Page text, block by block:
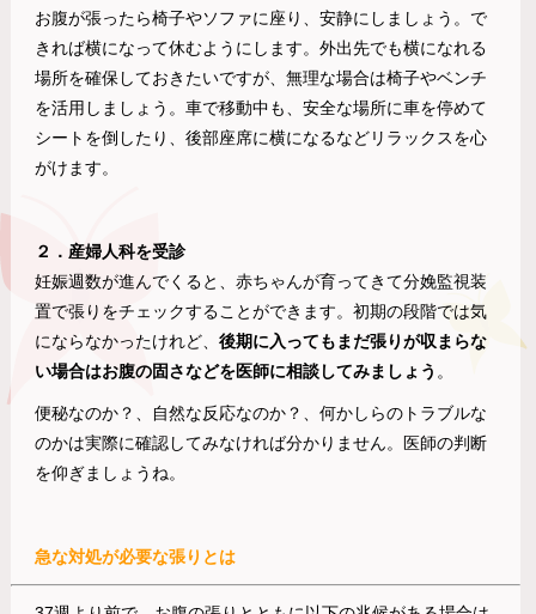
お腹が張ったら椅子やソファに座り、安静にしましょう。で
きれば横になって休むようにします。外出先でも横になれる
場所を確保しておきたいですが、無理な場合は椅子やベンチ
を活用しましょう。車で移動中も、安全な場所に車を停めて
シートを倒したり、後部座席に横になるなどリラックスを心
がけます。
２．産婦人科を受診
妊娠週数が進んでくると、赤ちゃんが育ってきて分娩監視装
置で張りをチェックすることができます。初期の段階では気
にならなかったけれど、後期に入ってもまだ張りが収まらな
い場合はお腹の固さなどを医師に相談してみましょう 。
便秘なのか？、自然な反応なのか？、何かしらのトラブルな
のかは実際に確認してみなければ分かりません。医師の判断
を仰ぎましょうね。
急な対処が必要な張りとは